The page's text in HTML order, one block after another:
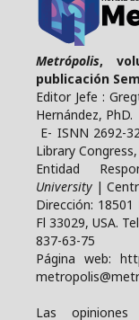
Metrópolis,
publicación
Editor Jefe :
Hernández, PhD.
E- ISNN 2692-
Library Congress,
Entidad
University |
Dirección:
Fl 33029, USA.
837-63-75
Página web:
Las